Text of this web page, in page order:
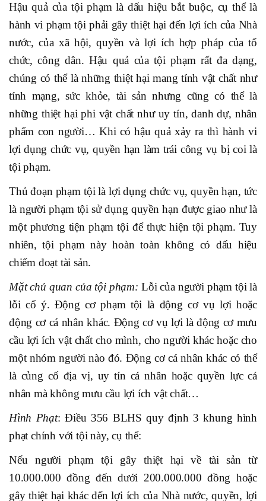
Hậu quả của tội phạm là dấu hiệu bắt buộc, cụ thể là
hành vi phạm tội phải gây thiệt hại đến lợi ích của Nhà
nước, của xã hội, quyền và lợi ích hợp pháp của tổ
chức, công dân. Hậu quả của tội phạm rất đa dạng,
chúng có thể là những thiệt hại mang tính vật chất như
tính mạng, sức khỏe, tài sản nhưng cũng có thể là
những thiệt hại phi vật chất như uy tín, danh dự, nhân
phẩm con người… Khi có hậu quả xảy ra thì hành vi
lợi dụng chức vụ, quyền hạn làm trái công vụ bị coi là
tội phạm.
Thủ đoạn phạm tội là lợi dụng chức vụ, quyền hạn, tức
là người phạm tội sử dụng quyền hạn được giao như là
một phương tiện phạm tội để thực hiện tội phạm. Tuy
nhiên, tội phạm này hoàn toàn không có dấu hiệu
chiếm đoạt tài sản.
Mặt chủ quan của tội phạm: Lỗi của người phạm tội là
lỗi cố ý. Động cơ phạm tội là động cơ vụ lợi hoặc
động cơ cá nhân khác. Động cơ vụ lợi là động cơ mưu
cầu lợi ích vật chất cho mình, cho người khác hoặc cho
một nhóm người nào đó. Động cơ cá nhân khác có thể
là củng cố địa vị, uy tín cá nhân hoặc quyền lực cá
nhân mà không mưu cầu lợi ích vật chất…
Hình Phạt: Điều 356 BLHS quy định 3 khung hình
phạt chính với tội này, cụ thể:
Nếu người phạm tội gây thiệt hại về tài sản từ
10.000.000 đồng đến dưới 200.000.000 đồng hoặc
gây thiệt hại khác đến lợi ích của Nhà nước, quyền, lợi